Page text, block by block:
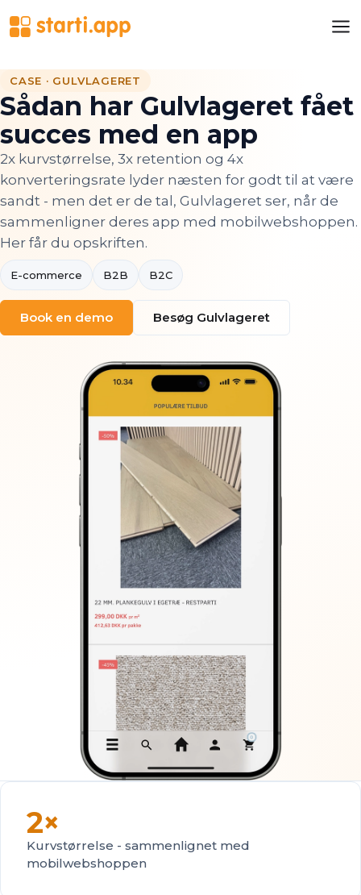
CASE · GULVLAGERET
Sådan har Gulvlageret fået
succes med en app
2x kurvstørrelse, 3x retention og 4x
konverteringsrate lyder næsten for godt til at være
sandt - men det er de tal, Gulvlageret ser, når de
sammenligner deres app med mobilwebshoppen.
Her får du opskriften.
E-commerce B2B B2C
Book en demo Besøg Gulvlageret
2×
Kurvstørrelse - sammenlignet med
mobilwebshoppen